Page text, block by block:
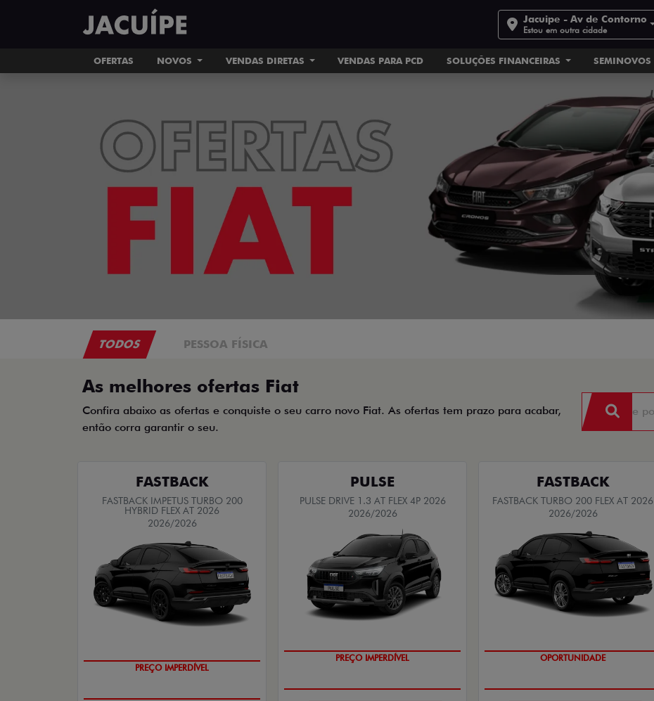
Jacuipe - Av de Contorno
Estou em outra cidade
OFERTAS NOVOS VENDAS DIRETAS VENDAS PARA PCD SOLUÇÕES FINANCEIRAS SEMINOVOS
TODOS PESSOA FÍSICA
As melhores ofertas Fiat
Confira abaixo as ofertas e conquiste o seu carro novo Fiat. As ofertas tem prazo para acabar,
então corra garantir o seu.
FASTBACK
FASTBACK IMPETUS TURBO 200
HYBRID FLEX AT 2026
2026/2026
PREÇO IMPERDÍVEL
PULSE
PULSE DRIVE 1.3 AT FLEX 4P 2026
2026/2026
PREÇO IMPERDÍVEL
FASTBACK
FASTBACK TURBO 200 FLEX AT 2026
2026/2026
OPORTUNIDADE